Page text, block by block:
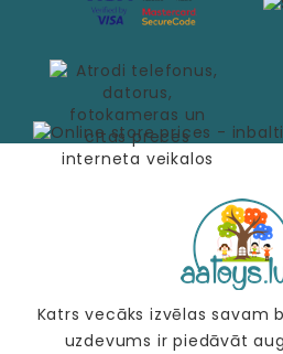
Katrs vecāks izvēlas savam
uzdevums ir piedāvāt